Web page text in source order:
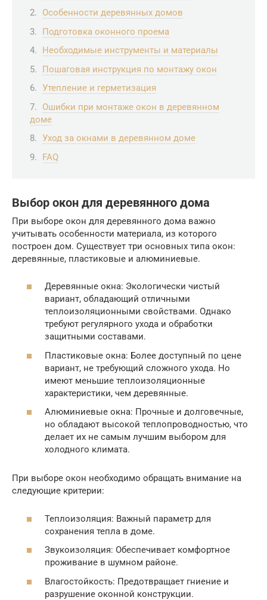
Особенности деревянных домов
Подготовка оконного проема
Необходимые инструменты и материалы
Пошаговая инструкция по монтажу окон
Утепление и герметизация
Ошибки при монтаже окон в деревянном
доме
Уход за окнами в деревянном доме
FAQ
Выбор окон для деревянного дома
При выборе окон для деревянного дома важно
учитывать особенности материала, из которого
построен дом. Существует три основных типа окон:
деревянные, пластиковые и алюминиевые.
Деревянные окна: Экологически чистый
вариант, обладающий отличными
теплоизоляционными свойствами. Однако
требуют регулярного ухода и обработки
защитными составами.
Пластиковые окна: Более доступный по цене
вариант, не требующий сложного ухода. Но
имеют меньшие теплоизоляционные
характеристики, чем деревянные.
Алюминиевые окна: Прочные и долговечные,
но обладают высокой теплопроводностью, что
делает их не самым лучшим выбором для
холодного климата.
При выборе окон необходимо обращать внимание на
следующие критерии:
Теплоизоляция: Важный параметр для
сохранения тепла в доме.
Звукоизоляция: Обеспечивает комфортное
проживание в шумном районе.
Влагостойкость: Предотвращает гниение и
разрушение оконной конструкции.